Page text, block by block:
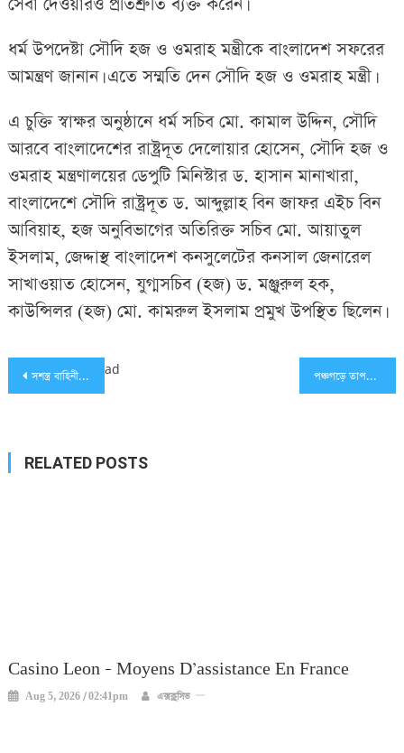
ধর্ম উপদেষ্টা সৌদি হজ ও ওমরাহ মন্ত্রীকে বাংলাদেশ সফরের
আমন্ত্রণ জানান। এতে সম্মতি দেন সৌদি হজ ও ওমরাহ মন্ত্রী।
এ চুক্তি স্বাক্ষর অনুষ্ঠানে ধর্ম সচিব মো. কামাল উদ্দিন, সৌদি
আরবে বাংলাদেশের রাষ্ট্রদূত দেলোয়ার হোসেন, সৌদি হজ ও
ওমরাহ মন্ত্রণালয়ের ডেপুটি মিনিস্টার ড. হাসান মানাখারা,
বাংলাদেশে সৌদি রাষ্ট্রদূত ড. আব্দুল্লাহ বিন জাফর এইচ বিন
আবিয়াহ, হজ অনুবিভাগের অতিরিক্ত সচিব মো. আয়াতুল
ইসলাম, জেদ্দাস্থ বাংলাদেশ কনসুলেটের কনসাল জেনারেল
সাখাওয়াত হোসেন, যুগ্মসচিব (হজ) ড. মঞ্জুরুল হক,
কাউন্সিলর (হজ) মো. কামরুল ইসলাম প্রমুখ উপস্থিত ছিলেন।
Post
সশস্ত্র বাহিনীর বিশেষ ম্যাজিস্ট্রেসি ক্ষমতার মেয়াদ বাড়ল পঞ্চগড়ে তাপমাত্রাার পারদ নামল ১২ ডিগ্রিতে
ad
RELATED POSTS
Casino Leon – Moyens D’assistance En France
Aug 5, 2026 / 02:41pm এক্সক্লুসিভ